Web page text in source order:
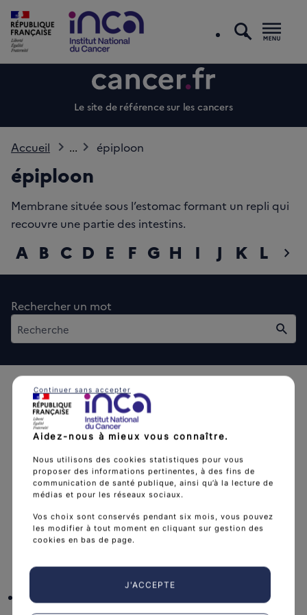
Le site de référence sur les cancers
Accueil ... épiploon
épiploon
Membrane située sous l’estomac formant un repli qui
recouvre une partie des intestins.
chevron_right
A B C D E F G H I J K L M
Rechercher un mot
L'Institut national du cancer est l’agence d'expertise
sanitaire et scientifique en cancérologie de l’État.
Découvrir l’Institut
arrow_forward
Nous suivre
Aidez-nous à mieux vous connaître.
Nous utilisons des cookies statistiques pour vous
proposer des informations pertinentes, à des fins de
communication de santé publique, ainsi qu’à la lecture de
médias et pour les réseaux sociaux.
Vos choix sont conservés pendant six mois, vous pouvez
les modifier à tout moment en cliquant sur gestion des
cookies en bas de page.
J'ACCEPTE
Continuer sans accepter